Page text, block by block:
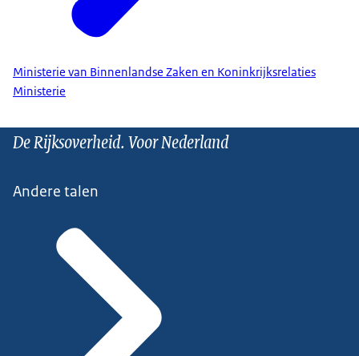
Ministerie van Binnenlandse Zaken en Koninkrijksrelaties
Ministerie
De Rijksoverheid. Voor Nederland
Andere talen